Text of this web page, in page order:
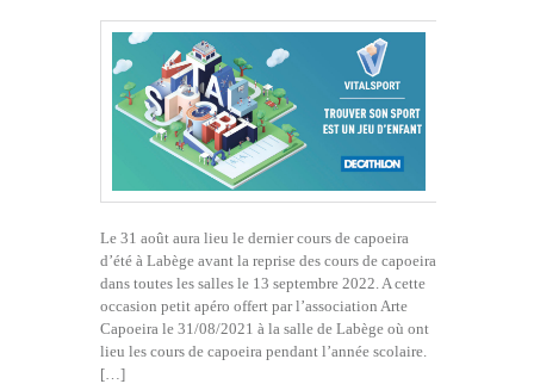
Le 31 août aura lieu le dernier cours de capoeira
d’été à Labège avant la reprise des cours de capoeira
dans toutes les salles le 13 septembre 2022. A cette
occasion petit apéro offert par l’association Arte
Capoeira le 31/08/2021 à la salle de Labège où ont
lieu les cours de capoeira pendant l’année scolaire.
[…]